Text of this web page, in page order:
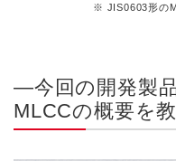
※ JIS0603形の
―今回の開発製
MLCCの概要を